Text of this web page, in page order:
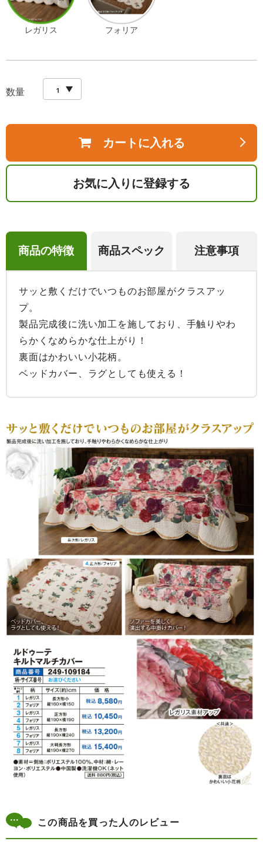
レガリス フォリア
数量
カートに入れる
お気に入りに登録する
商品の特徴 商品スペック 注意事項
サッと敷くだけでいつものお部屋がクラスアッ
プ。
製品完成後に洗い加工を施しており、手触りやわ
らかくなめらかな仕上がり！
裏面はかわいい小花柄。
ベッドカバー、ラグとしても使える！
この商品を買った人のレビュー